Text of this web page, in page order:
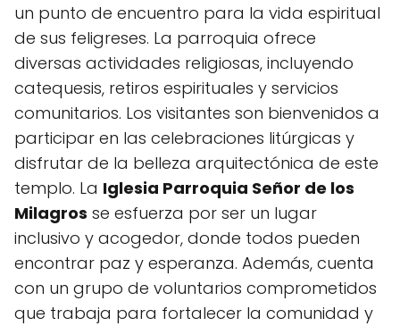
un punto de encuentro para la vida espiritual
de sus feligreses. La parroquia ofrece
diversas actividades religiosas, incluyendo
catequesis, retiros espirituales y servicios
comunitarios. Los visitantes son bienvenidos a
participar en las celebraciones litúrgicas y
disfrutar de la belleza arquitectónica de este
templo. La Iglesia Parroquia Señor de los
Milagros se esfuerza por ser un lugar
inclusivo y acogedor, donde todos pueden
encontrar paz y esperanza. Además, cuenta
con un grupo de voluntarios comprometidos
que trabaja para fortalecer la comunidad y